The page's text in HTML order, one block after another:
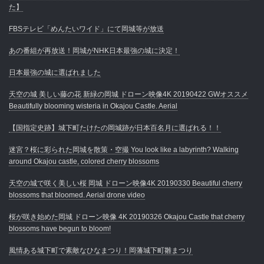
た】
FBSテレビ「めんたいワイド」にて岡城等が放送
あの番組が再放送！岡城がNHK日本最強の城に決定！
日本最強の城に選ばれました
天空の城 美しい藤の花 新緑の岡城 ドローン映像4K 20190422 GWオススメ
Beautifully blooming wisteria in Okajou Castle. Aerial
【国指定史跡】城下町たけたの岡城跡が日本百名月に選ばれる！！
迷宮？桜に彩られた岡城を散策・空撮 You look like a labyrinth? Walking
around Okajou castle, colored cherry blossoms
天空の城で咲く美しい桜 岡城 ドローン映像4K 20190330 Beautiful cherry
blossoms that bloomed. Aerial drone video
桜が咲き始めた岡城 ドローン映像 4K 20190326 Okajou Castle that cherry
blossoms have begun to bloom!
風情ある城下町で素敵なひなまつり！岡藩城下町雛まつり